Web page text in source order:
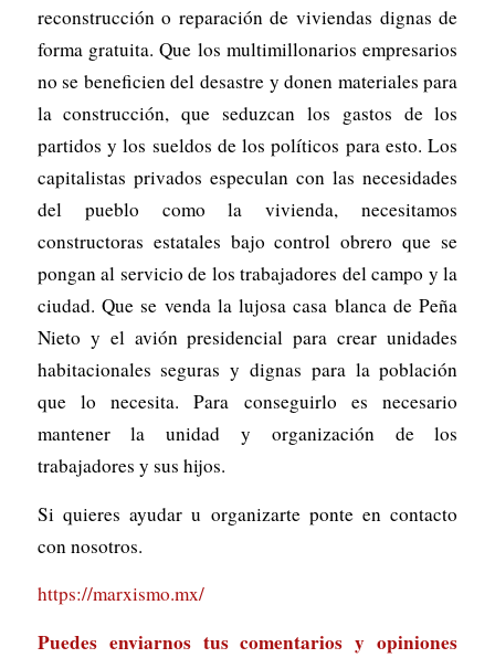
reconstrucción o reparación de viviendas dignas de
forma gratuita. Que los multimillonarios empresarios
no se beneficien del desastre y donen materiales para
la construcción, que seduzcan los gastos de los
partidos y los sueldos de los políticos para esto. Los
capitalistas privados especulan con las necesidades
del pueblo como la vivienda, necesitamos
constructoras estatales bajo control obrero que se
pongan al servicio de los trabajadores del campo y la
ciudad. Que se venda la lujosa casa blanca de Peña
Nieto y el avión presidencial para crear unidades
habitacionales seguras y dignas para la población
que lo necesita. Para conseguirlo es necesario
mantener la unidad y organización de los
trabajadores y sus hijos.
Si quieres ayudar u organizarte ponte en contacto
con nosotros.
https://marxismo.mx/
Puedes enviarnos tus comentarios y opiniones